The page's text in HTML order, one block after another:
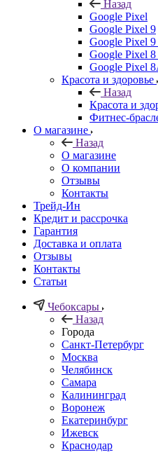
Назад
Google Pixel
Google Pixel 9
Google Pixel
Google Pixel 8
Google Pixel
Красота и здоровье
Назад
Красота и
Фитнес-
О магазине
Назад
О магазине
О компании
Отзывы
Контакты
Трейд-Ин
Кредит и рассрочка
Гарантия
Доставка и оплата
Отзывы
Контакты
Статьи
Чебоксары
Назад
Города
Санкт-Петербург
Москва
Челябинск
Самара
Калининград
Воронеж
Екатеринбург
Ижевск
Краснодар